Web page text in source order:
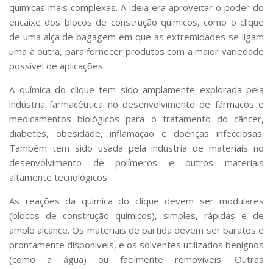
químicas mais complexas. A ideia era aproveitar o poder do
encaixe dos blocos de construção químicos, como o clique
de uma alça de bagagem em que as extremidades se ligam
uma à outra, para fornecer produtos com a maior variedade
possível de aplicações.
A química do clique tem sido amplamente explorada pela
indústria farmacêutica no desenvolvimento de fármacos e
medicamentos biológicos para o tratamento do câncer,
diabetes, obesidade, inflamação e doenças infecciosas.
Também tem sido usada pela indústria de materiais no
desenvolvimento de polímeros e outros materiais
altamente tecnológicos.
As reações da química do clique devem ser modulares
(blocos de construção químicos), simples, rápidas e de
amplo alcance. Os materiais de partida devem ser baratos e
prontamente disponíveis, e os solventes utilizados benignos
(como a água) ou facilmente removíveis. Outras